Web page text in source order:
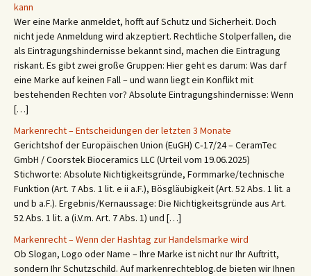
kann
Wer eine Marke anmeldet, hofft auf Schutz und Sicherheit. Doch
nicht jede Anmeldung wird akzeptiert. Rechtliche Stolperfallen, die
als Eintragungshindernisse bekannt sind, machen die Eintragung
riskant. Es gibt zwei große Gruppen: Hier geht es darum: Was darf
eine Marke auf keinen Fall – und wann liegt ein Konflikt mit
bestehenden Rechten vor? Absolute Eintragungshindernisse: Wenn
[…]
Markenrecht – Entscheidungen der letzten 3 Monate
Gerichtshof der Europäischen Union (EuGH) C‑17/24 – CeramTec
GmbH / Coorstek Bioceramics LLC (Urteil vom 19.06.2025)
Stichworte: Absolute Nichtigkeitsgründe, Formmarke/technische
Funktion (Art. 7 Abs. 1 lit. e ii a.F.), Bösgläubigkeit (Art. 52 Abs. 1 lit. a
und b a.F.). Ergebnis/Kernaussage: Die Nichtigkeitsgründe aus Art.
52 Abs. 1 lit. a (i.V.m. Art. 7 Abs. 1) und […]
Markenrecht – Wenn der Hashtag zur Handelsmarke wird
Ob Slogan, Logo oder Name – Ihre Marke ist nicht nur Ihr Auftritt,
sondern Ihr Schutzschild. Auf markenrechteblog.de bieten wir Ihnen